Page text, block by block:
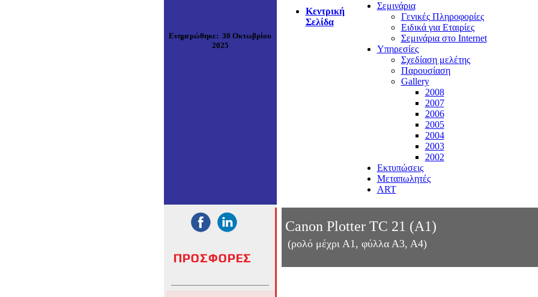
Κεντρική
Σελίδα
Σεμινάρια
Γενικές Πληροφορίες
Ειδικά για Εταιρίες
Σεμινάρια στο Internet
Υπηρεσίες
Σχεδίαση μελέτης
Παρουσίαση
Gallery
2008
2007
2006
2005
2004
2003
2002
Εκτυπώσεις
Μεταπωλητές
ART
Ενημερώθηκε: 30 Οκτωβρίου
2025
Canon Plotter TC 21 (Α1)
(ρολό μέχρι Α1, φύλλα Α3, Α4)